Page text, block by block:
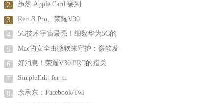
2 虽然 Apple Card 要到
3 Reno3 Pro、荣耀V30
4 5G技术宇宙最强！细数华为5G的
5 Mac的安全由微软来守护：微软发
6 好消息！荣耀V30 PRO的指关
7 SimpleEdit for m
8 余承东：Facebook/Twi